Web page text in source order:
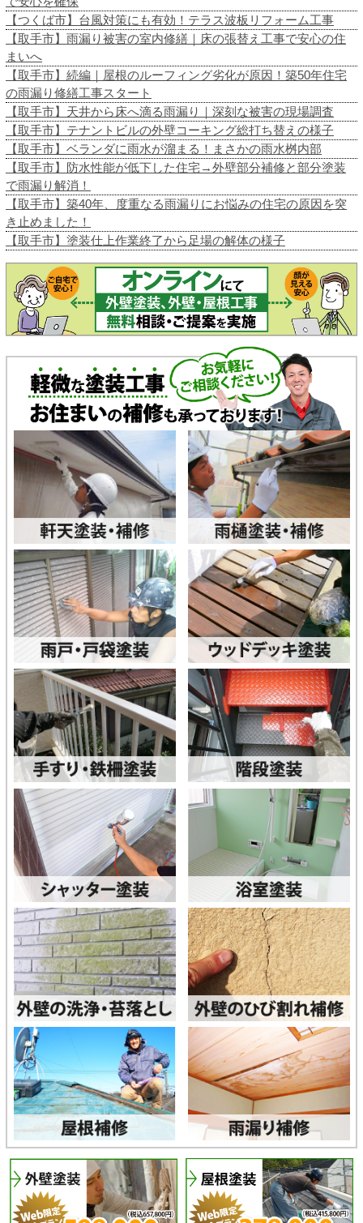
【つくば市】台風対策にも有効！テラス波板リフォーム工事
【取手市】雨漏り被害の室内修繕｜床の張替え工事で安心の住
まいへ
【取手市】続編｜屋根のルーフィング劣化が原因！築50年住宅
の雨漏り修繕工事スタート
【取手市】天井から床へ滴る雨漏り｜深刻な被害の現場調査
【取手市】テナントビルの外壁コーキング総打ち替えの様子
【取手市】ベランダに雨水が溜まる！まさかの雨水桝内部
【取手市】防水性能が低下した住宅→外壁部分補修と部分塗装
で雨漏り解消！
【取手市】築40年、度重なる雨漏りにお悩みの住宅の原因を突
き止めました！
【取手市】塗装仕上作業終了から足場の解体の様子